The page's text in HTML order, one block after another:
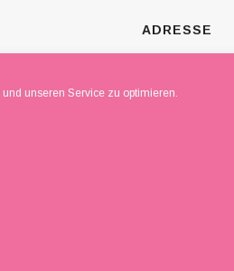
unseren Service zu optimieren.
ADRESSE
Haselnußweg 31
© 2015 Alle Rechte Reserviert